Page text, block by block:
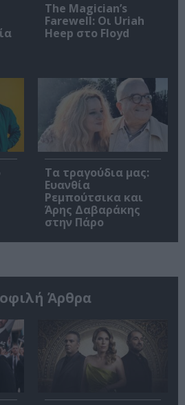
The Magician’s
Farewell: Οι Uriah
Heep στο Floyd
Τα τραγούδια μας:
Ευανθία
Ρεμπούτσικα και
Άρης Δαβαράκης
στην Πάρο
Άρθρα